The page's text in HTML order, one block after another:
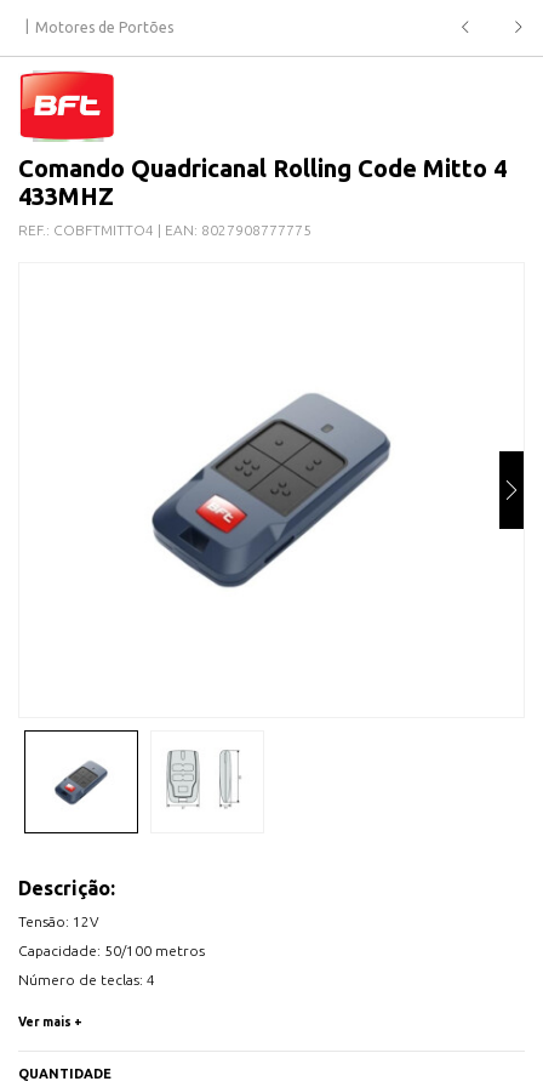
Motores de Portões
Comando Quadricanal Rolling Code Mitto 4
433MHZ
REF.: COBFTMITTO4 | EAN: 8027908777775
Descrição:
Tensão: 12V
Capacidade: 50/100 metros
Número de teclas: 4
Tipo de Baterias: 23A
Ver mais +
QUANTIDADE